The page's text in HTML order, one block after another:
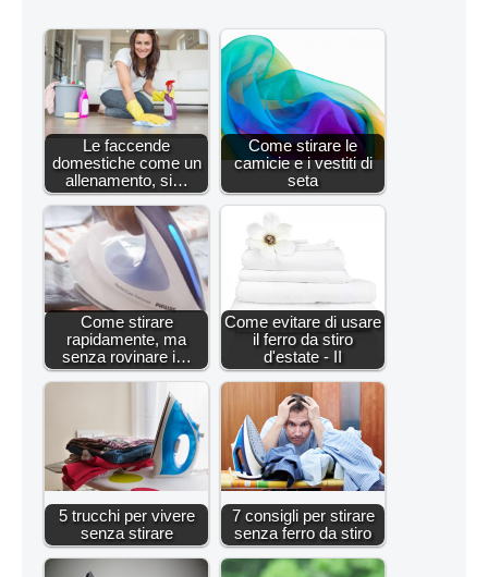
Le faccende
domestiche come un
allenamento, si…
Come stirare le
camicie e i vestiti di
seta
Come stirare
rapidamente, ma
senza rovinare i…
Come evitare di usare
il ferro da stiro
d'estate - II
5 trucchi per vivere
senza stirare
7 consigli per stirare
senza ferro da stiro